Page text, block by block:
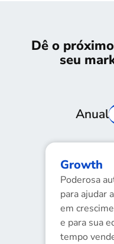
Dê o
seu
Anual
Growth
Poderosa
para ajudar
em
e para sua
tempo